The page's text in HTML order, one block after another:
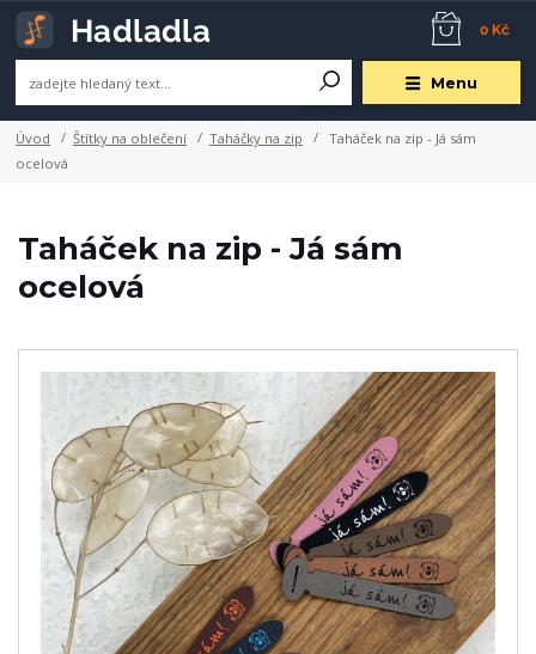
Menu
0 Kč
Úvod Štítky na oblečení Taháčky na zip
Taháček na zip - Já sám
ocelová
Taháček na zip - Já sám
ocelová